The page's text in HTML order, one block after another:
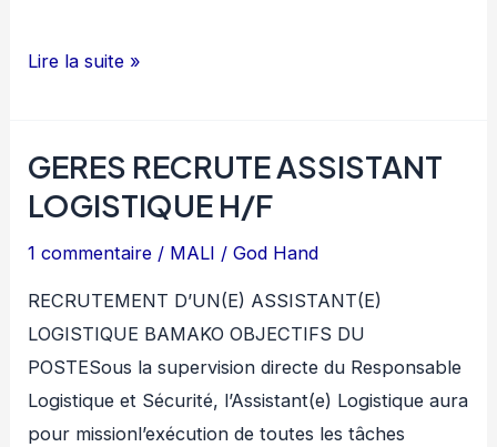
EIG
STAGIAIRE
COMMUNITY
H/F
Lire la suite »
GERES RECRUTE ASSISTANT
LOGISTIQUE H/F
1 commentaire / MALI /God Hand
RECRUTEMENT D’UN(E) ASSISTANT(E)
LOGISTIQUE BAMAKO OBJECTIFS DU
POSTESous la supervision directe du Responsable
Logistique et Sécurité, l’Assistant(e) Logistique aura
pour missionl’exécution de toutes les tâches